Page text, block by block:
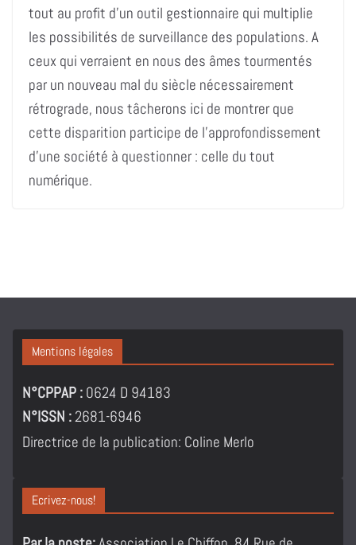
tout au profit d’un outil gestionnaire qui multiplie
les possibilités de surveillance des populations. A
ceux qui verraient en nous des âmes tourmentés
par un nouveau mal du siècle nécessairement
rétrograde, nous tâcherons ici de montrer que
cette disparition participe de l’approfondissement
d’une société à questionner : celle du tout
numérique.
Mentions légales
N°CPPAP : 0624 D 94183
N°ISSN :2681-6946
Directrice de la publication: Coline Merlo
Ecrivez-nous!